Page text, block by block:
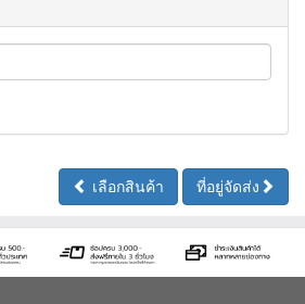
เลือกสินค้า ที่อยู่จัดส่ง